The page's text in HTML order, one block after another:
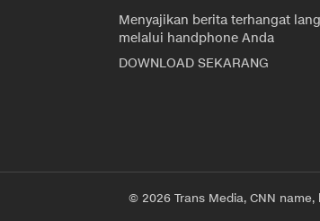
Menyajikan berita terhangat
melalui handphone Anda
DOWNLOAD SEKARANG
© 2026 Trans Media, CNN